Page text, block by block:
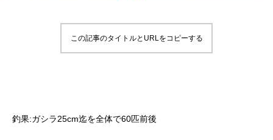
この記事のタイトルとURLをコピーする
釣果:ガシラ25cm迄を全体で60匹前後